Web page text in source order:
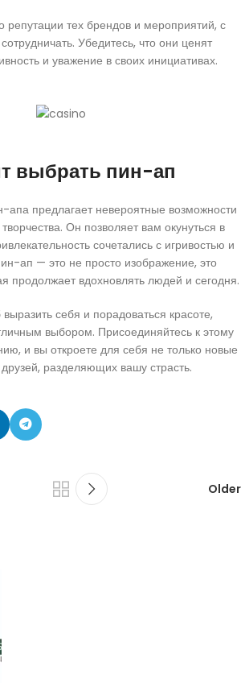
репутации тех брендов и мероприятий, с
Убедитесь, что они ценят
и уважение в своих инициативах.
выбрать пин-ап
апа предлагает невероятные возможности
Он позволяет вам окунуться в
сочетались с игривостью и
ап — это не просто изображение, это
продолжает вдохновлять людей и сегодня.
себя и порадоваться красоте,
выбором. Присоединяйтесь к этому
и вы откроете для себя не только новые
разделяющих вашу страсть.
Older